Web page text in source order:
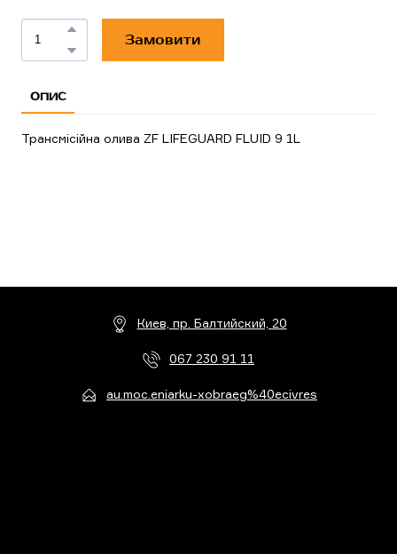
Замовити
ОПИС
Трансмісійна олива ZF LIFEGUARD FLUID 9 1L
Киев, пр. Балтийский, 20
067 230 91 11
au.moc.eniarku-xobraeg%40ecivres